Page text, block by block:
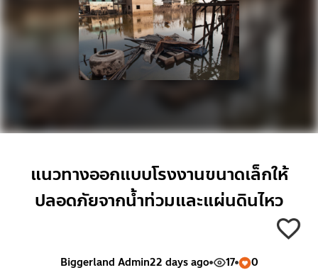
แนวทางออกแบบโรงงานขนาดเล็กให้
ปลอดภัยจากน้ำท่วมและแผ่นดินไหว
Biggerland Admin22 days ago 17 0